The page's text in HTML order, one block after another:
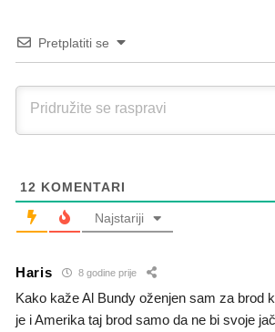
Pretplatiti se
12 KOMENTARI
Najstariji
Haris 8 godine prije
Kako kaže Al Bundy oženjen sam za brod
je i Amerika taj brod samo da ne bi svoje